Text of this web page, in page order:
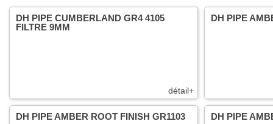
détail+
DH PIPE CUMBERLAND GR4 4105
FILTRE 9MM
DH PIPE
DH PIPE AMBER ROOT FINISH GR1103 DH PIPE